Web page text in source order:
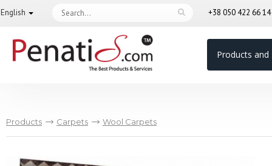
English +38 050 422 66 14
Products and
Products Carpets Wool Carpets